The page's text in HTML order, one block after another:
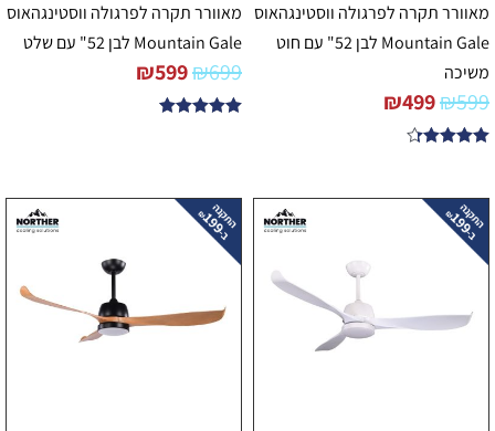
מאוורר תקרה לפרגולה ווסטינגהאוס
Mountain Gale לבן 52" עם חוט
משיכה
₪599
₪499
מאוורר תקרה לפרגולה ווסטינגהאוס
Mountain Gale לבן 52" עם שלט
₪699
₪599